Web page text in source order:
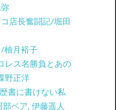
店長奮闘記/堀田
柚月裕子
レス名勝負とあの
野正洋
書に書けない私
ベア, 伊藤遥人